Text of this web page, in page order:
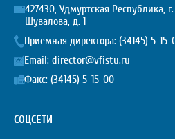
427430, Удмуртская Республика,
Шувалова, д. 1
Приемная директора: (34145) 5-15-
Email: director@vfistu.ru
Факс: (34145) 5-15-00
СОЦСЕТИ